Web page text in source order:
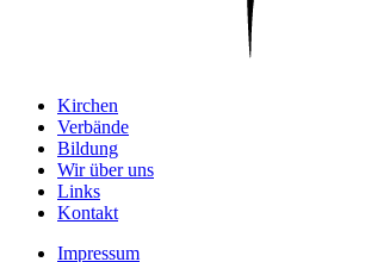
Kirchen
Verbände
Bildung
Wir über uns
Links
Kontakt
Impressum